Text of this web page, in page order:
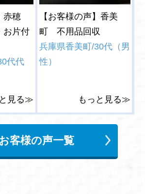
赤穂
片付
代代
見る≫
【お客様の声】香美
町 不用品回収
兵庫県香美町/30代（男
性）
もっと見る≫
客様の声一覧